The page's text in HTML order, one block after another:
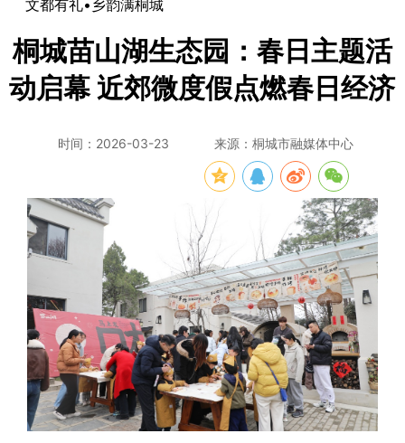
文都有礼•乡韵满桐城
桐城苗山湖生态园：春日主题活
动启幕 近郊微度假点燃春日经济
时间：2026-03-23 来源：桐城市融媒体中心